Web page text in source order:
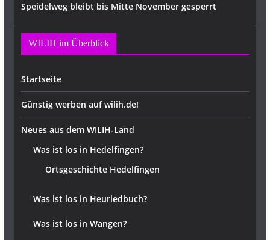
Speidelweg bleibt bis Mitte November gesperrt
WILIH im Überblick
Startseite
Günstig werben auf wilih.de!
Neues aus dem WILIH-Land
Was ist los in Hedelfingen?
Ortsgeschichte Hedelfingen
Was ist los in Heuriedbuch?
Was ist los in Wangen?